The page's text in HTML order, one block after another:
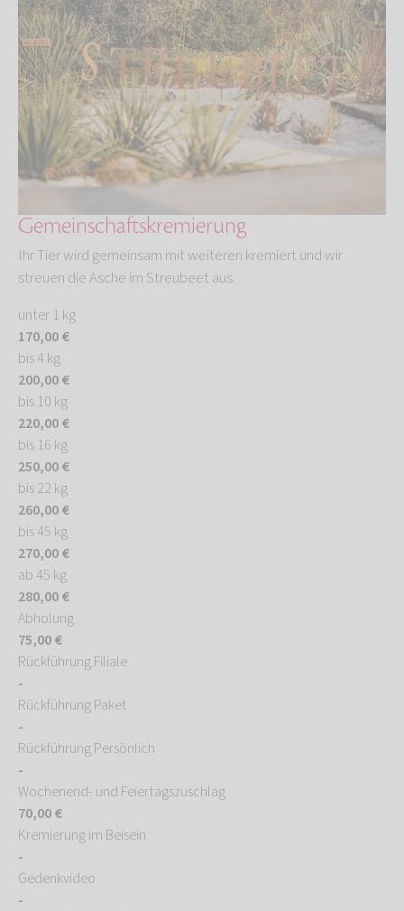
Gemeinschaftskremierung
Ihr Tier wird gemeinsam mit weiteren kremiert und wir
streuen die Asche im Streubeet aus.
unter 1 kg
170,00 €
bis 4 kg
200,00 €
bis 10 kg
220,00 €
bis 16 kg
250,00 €
bis 22 kg
260,00 €
bis 45 kg
270,00 €
ab 45 kg
280,00 €
Abholung
75,00 €
Rückführung Filiale
-
Rückführung Paket
-
Rückführung Persönlich
-
Wochenend- und Feiertagszuschlag
70,00 €
Kremierung im Beisein
-
Gedenkvideo
-